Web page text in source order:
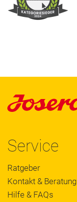
Service
Ratgeber
Kontakt & Beratung
Hilfe & FAQs